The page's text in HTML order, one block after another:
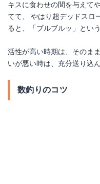
キスに食わせの間を与えて
てて、 やはり超デッドスロ
ると、「ブルブルッ」とい
活性が高い時期は、そのま
いが悪い時は、充分送り込
数釣りのコツ